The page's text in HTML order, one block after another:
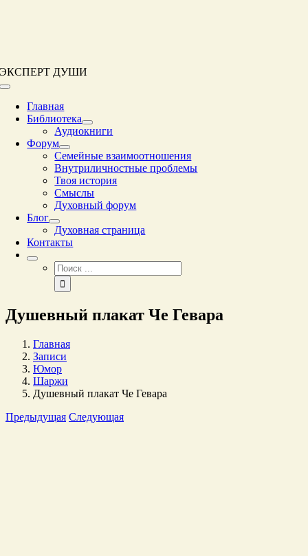
ЭКСПЕРТ ДУШИ
Переключение
навигацииГлавная
Библиотека
Аудиокниги
Форум
Семейные взаимоотношения
Внутриличностные проблемы
Твоя история
Смыслы
Духовный форум
Блог
Духовная страница
Контакты
Результат
поиска:
Душевный плакат Че Гевара
Главная
Записи
Юмор
Шаржи
Душевный плакат Че Гевара
Предыдущая Следующая